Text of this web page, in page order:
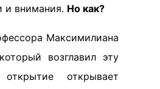
и внимания. Но как?
Максимилиана
возглавил эту
открывает